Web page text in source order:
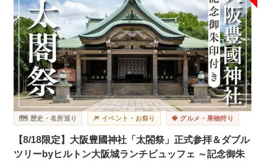
🗺️ 歴史・名所巡り 🎆 イベント・お祭り 🍓 グルメ・果物狩り
【8/18限定】大阪豊國神社「太閤祭」正式参拝＆ダブル
ツリーbyヒルトン大阪城ランチビュッフェ ～記念御朱